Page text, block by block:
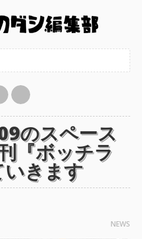
のスペース
『ボッチラ
きます
NEWS